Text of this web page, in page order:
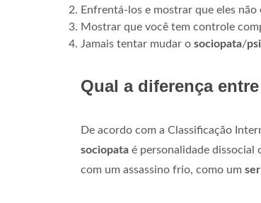
Enfrentá-los e mostrar que eles
Mostrar que você tem controle
Jamais tentar mudar o sociopata/
Qual a diferença
De acordo com a Classificação
sociopata é personalidade dissocial
com um assassino frio, como um